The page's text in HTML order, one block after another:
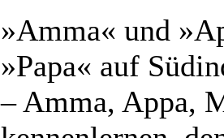
»Amma« und
»Papa« auf
– Amma, Appa,